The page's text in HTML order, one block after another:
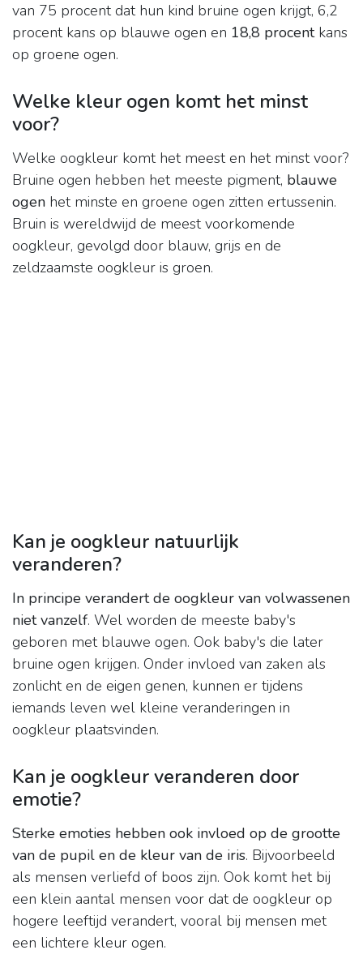
van 75 procent dat hun kind bruine ogen krijgt, 6,2
procent kans op blauwe ogen en 18,8 procentkans
op groene ogen.
Welke kleur ogen komt het minst
voor?
Welke oogkleur komt het meest en het minst voor?
Bruine ogen hebben het meeste pigment, blauwe
ogen het minste en groene ogen zitten ertussenin.
Bruin is wereldwijd de meest voorkomende
oogkleur, gevolgd door blauw, grijs en de
zeldzaamste oogkleur is groen.
Kan je oogkleur natuurlijk
veranderen?
In principe verandert de oogkleur van volwassenen
niet vanzelf. Wel worden de meeste baby's
geboren met blauwe ogen. Ook baby's die later
bruine ogen krijgen. Onder invloed van zaken als
zonlicht en de eigen genen, kunnen er tijdens
iemands leven wel kleine veranderingen in
oogkleur plaatsvinden.
Kan je oogkleur veranderen door
emotie?
Sterke emoties hebben ook invloed op de grootte
van de pupil en de kleur van de iris. Bijvoorbeeld
als mensen verliefd of boos zijn. Ook komt het bij
een klein aantal mensen voor dat de oogkleur op
hogere leeftijd verandert, vooral bij mensen met
een lichtere kleur ogen.